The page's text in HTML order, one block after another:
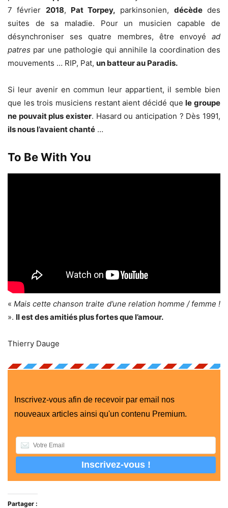
7 février 2018, Pat Torpey, parkinsonien, décèdedes
suites de sa maladie. Pour un musicien capable de
désynchroniser ses quatre membres, être envoyé ad
patres par une pathologie qui annihile la coordination des
mouvements … RIP, Pat, un batteur au Paradis.
Si leur avenir en commun leur appartient, il semble bien
que les trois musiciens restant aient décidé quele groupe
ne pouvait plus exister. Hasard ou anticipation ? Dès 1991,
ils nous l’avaient chanté …
To Be With You
«Mais cette chanson traite d’une relation homme / femme !
». Il est des amitiés plus fortes que l’amour.
Thierry Dauge
Inscrivez-vous afin de recevoir par email nos
nouveaux articles ainsi qu'un contenu Premium.
Partager :